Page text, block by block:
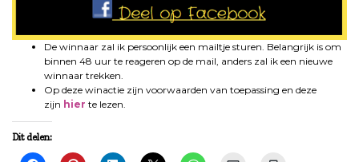
De winnaar zal ik persoonlijk een mailtje sturen. Belangrijk is om
binnen 48 uur te reageren op de mail, anders zal ik een nieuwe
winnaar trekken.
Op deze winactie zijn voorwaarden van toepassing en deze
zijn hier te lezen.
Dit delen: